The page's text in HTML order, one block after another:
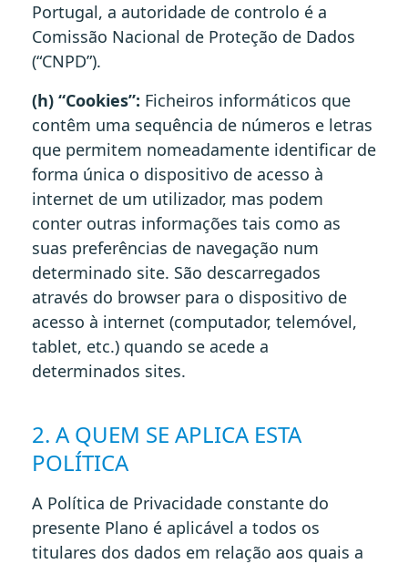
Portugal, a autoridade de controlo é a
Comissão Nacional de Proteção de Dados
(“CNPD”).
(h) “Cookies”: Ficheiros informáticos que
contêm uma sequência de números e letras
que permitem nomeadamente identificar de
forma única o dispositivo de acesso à
internet de um utilizador, mas podem
conter outras informações tais como as
suas preferências de navegação num
determinado site. São descarregados
através do browser para o dispositivo de
acesso à internet (computador, telemóvel,
tablet, etc.) quando se acede a
determinados sites.
2. A QUEM SE APLICA ESTA
POLÍTICA
A Política de Privacidade constante do
presente Plano é aplicável a todos os
titulares dos dados em relação aos quais a